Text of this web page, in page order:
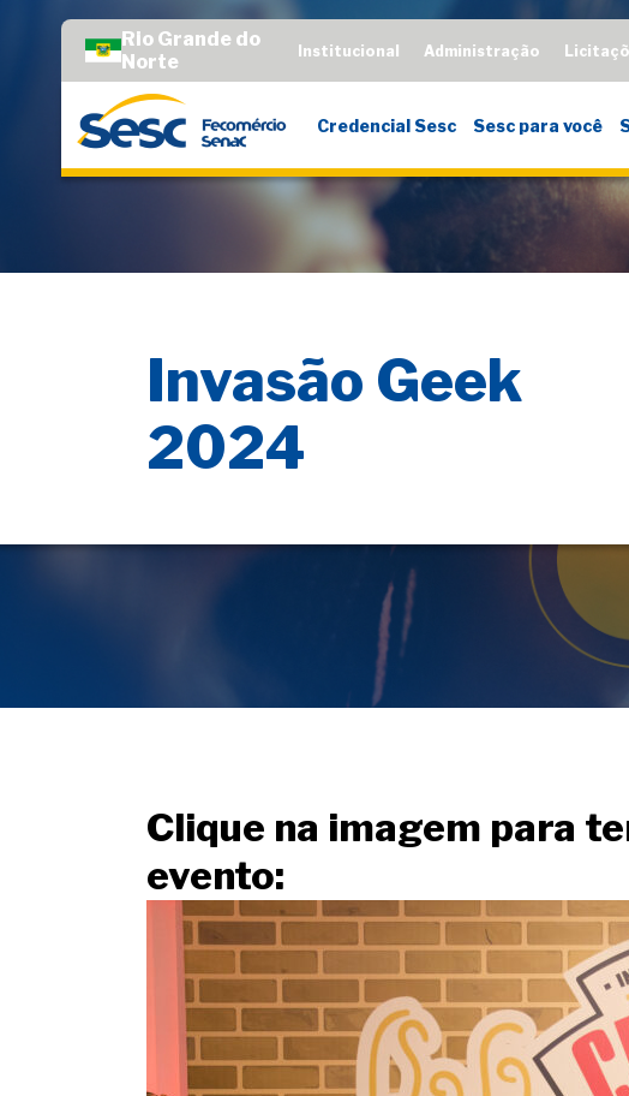
Rio Grande do
Norte
Institucional Administração
Credencial Sesc Sesc para você
Invasão Geek
2024
Clique na imagem para
evento: